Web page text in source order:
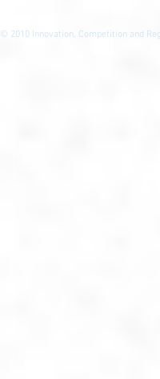
© 2010 Innovation, Competition and